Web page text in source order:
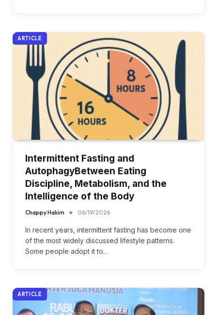
ARTICLE
Intermittent Fasting and
AutophagyBetween Eating
Discipline, Metabolism, and the
Intelligence of the Body
Chappy Hakim 06/19/2026
In recent years, intermittent fasting has become one
of the most widely discussed lifestyle patterns.
Some people adopt it to…
ARTICLE